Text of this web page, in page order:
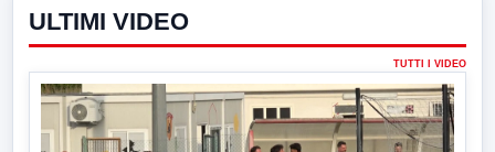
ULTIMI VIDEO
TUTTI I VIDEO